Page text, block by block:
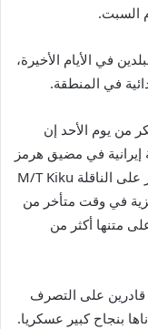
السبت.
في الأيام الأخيرة،
في المنطقة.
من يوم الأحد إن
أهداف عسكرية إيرانية في مضيق هرمز
وبالقرب منه ردًا على غارة بطائرة بدون طيار على الناقلة M/T Kiku
في وقت متأخر من
متنها أكثر من
قادرين على التصرف
بنجاح كبير عسكريا.